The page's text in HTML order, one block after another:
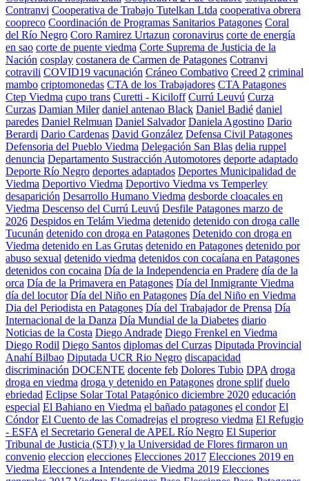
Contranvi Cooperativa de Trabajo Tutelkan Ltda cooperativa obrera
coopreco Coordinación de Programas Sanitarios Patagones Coral
del Río Negro Coro Ramirez Urtazun coronavirus corte de energía
en sao corte de puente viedma Corte Suprema de Justicia de la
Nación cosplay costanera de Carmen de Patagones Cotranvi
cotravili COVID19 vacunación Cráneo Combativo Creed 2 criminal
mambo criptomonedas CTA de los Trabajadores CTA Patagones
Ctep Viedma cupo trans Curetti - Kiciloff Currú Leuvú Curza
Curzas Damian Miler daniel antenao Black Daniel Badié daniel
paredes Daniel Relmuan Daniel Salvador Daniela Agostino Dario
Berardi Dario Cardenas David González Defensa Civil Patagones
Defensoria del Pueblo Viedma Delegación San Blas delia ruppel
denuncia Departamento Sustracción Automotores deporte adaptado
Deporte Río Negro deportes adaptados Deportes Municipalidad de
Viedma Deportivo Viedma Deportivo Viedma vs Temperley
desaparición Desarrollo Humano Viedma desborde cloacales en
Viedma Descenso del Currú Leuvú Desfile Patagones marzo de
2026 Despidos en Telám Viedma detenido detenido con droga calle
Tucunán detenido con droga en Patagones Detenido con droga en
Viedma detenido en Las Grutas detenido en Patagones detenido por
abuso sexual detenido viedma detenidos con cocaíana en Patagones
detenidos con cocaina Día de la Independencia en Pradere día de la
orca Día de la Primavera en Patagones Día del Inmigrante Viedma
día del locutor Día del Niño en Patagones Día del Niño en Viedma
Dia del Periodista en Patagones Día del Trabajador de Prensa Día
Internacional de la Danza Día Mundial de la Diabetes diario
Noticias de la Costa Diego Andrade Diego Frenkel en Viedma
Diego Rodil Diego Santos diplomas del Curzas Diputada Provincial
Anahí Bilbao Diputada UCR Rio Negro discapacidad
discriminación DOCENTE docente feb Dolores Tubio DPA droga
droga en viedma droga y detenido en Patagones drone splif duelo
ebriedad Eclipse Solar Total Patagónico diciembre 2020 educación
especial El Bahiano en Viedma el bañado patagones el condor El
Cóndor El Cuento de las Comadrejas el progreso viedma El Refugio
- ESFA el Secretario General de APEL Río Negro El Superior
Tribunal de Justicia (STJ) y la Universidad de Flores firmaron un
convenio eleccion elecciones Elecciones 2017 Elecciones 2019 en
Viedma Elecciones a Intendente de Viedma 2019 Elecciones